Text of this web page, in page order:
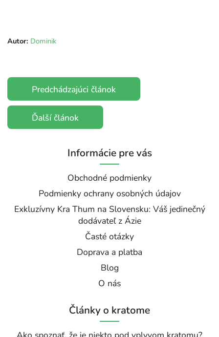
Autor: Dominik
Predchádzajúci článok
Ďalší článok
Informácie pre vás
Obchodné podmienky
Podmienky ochrany osobných údajov
Exkluzívny Kra Thum na Slovensku: Váš jedinečný
dodávateľ z Ázie
Časté otázky
Doprava a platba
Blog
O nás
Články o kratome